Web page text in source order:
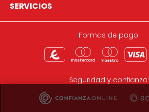
SERVICIOS
Formas de pago:
Seguridad y confianza: